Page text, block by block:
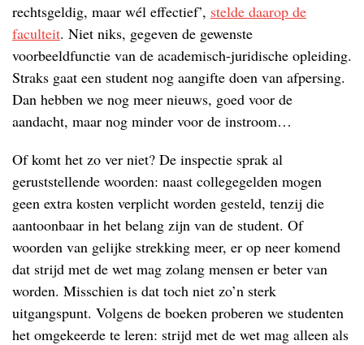
rechtsgeldig, maar wél effectief’, stelde daarop de
faculteit. Niet niks, gegeven de gewenste
voorbeeldfunctie van de academisch-juridische opleiding.
Straks gaat een student nog aangifte doen van afpersing.
Dan hebben we nog meer nieuws, goed voor de
aandacht, maar nog minder voor de instroom…
Of komt het zo ver niet? De inspectie sprak al
geruststellende woorden: naast collegegelden mogen
geen extra kosten verplicht worden gesteld, tenzij die
aantoonbaar in het belang zijn van de student. Of
woorden van gelijke strekking meer, er op neer komend
dat strijd met de wet mag zolang mensen er beter van
worden. Misschien is dat toch niet zo’n sterk
uitgangspunt. Volgens de boeken proberen we studenten
het omgekeerde te leren: strijd met de wet mag alleen als